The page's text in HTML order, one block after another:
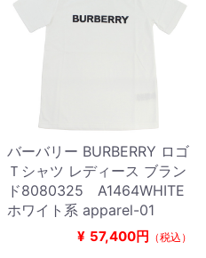
バーバリー BURBERRY ロゴ
Ｔシャツ レディース ブラン
ド8080325 A1464WHITE
ホワイト系 apparel-01
¥ 57,400円 （税込）